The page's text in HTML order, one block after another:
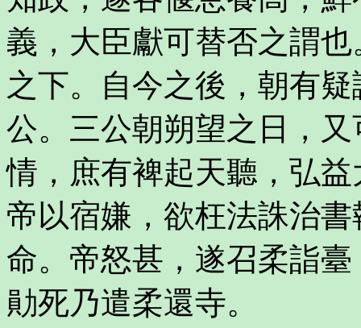
義，大臣獻可替否之謂
之下。自今之後，朝有
公。三公朝朔望之日，
情，庶有裨起天聽，弘
帝以宿嫌，欲枉法誅治
命。帝怒甚，遂召柔詣
勛死乃遣柔還寺。